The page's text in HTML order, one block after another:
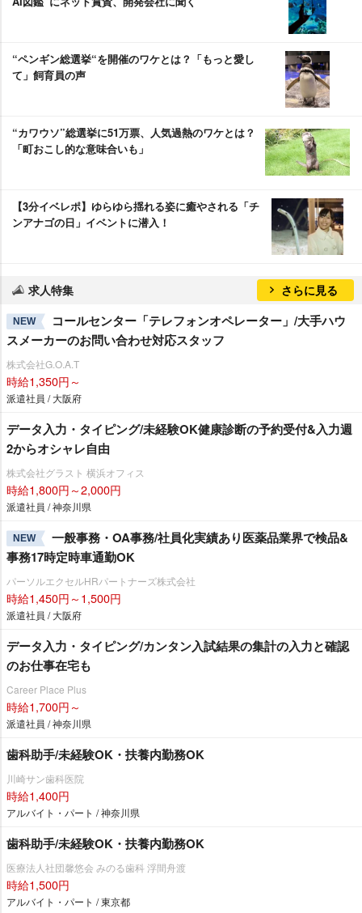
“ペンギン総選挙“を開催のワケとは？「もっと愛し
て」飼育員の声
“カワウソ”総選挙に51万票、人気過熱のワケとは？
「町おこし的な意味合いも」
【3分イベレポ】ゆらゆら揺れる姿に癒やされる「チ
ンアナゴの日」イベントに潜入！
求人特集 さらに見る
NEW
コールセンター「テレフォンオペレーター」/大手ハウ
スメーカーのお問い合わせ対応スタッフ
株式会社G.O.A.T
時給1,350円～
派遣社員 / 大阪府
データ入力・タイピング/未経験OK健康診断の予約受付&入力週
2からオシャレ自由
株式会社グラスト 横浜オフィス
時給1,800円～2,000円
派遣社員 / 神奈川県
NEW
一般事務・OA事務/社員化実績あり医薬品業界で検品&
事務17時定時車通勤OK
パーソルエクセルHRパートナーズ株式会社
時給1,450円～1,500円
派遣社員 / 大阪府
データ入力・タイピング/カンタン入試結果の集計の入力と確認
のお仕事在宅も
Career Place Plus
時給1,700円～
派遣社員 / 神奈川県
歯科助手/未経験OK・扶養内勤務OK
川崎サン歯科医院
時給1,400円
アルバイト・パート / 神奈川県
歯科助手/未経験OK・扶養内勤務OK
医療法人社団馨悠会 みのる歯科 浮間舟渡
時給1,500円
アルバイト・パート / 東京都